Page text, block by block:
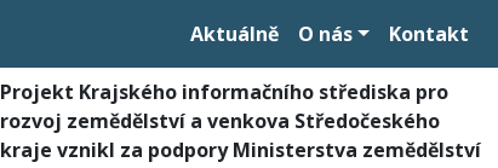
Aktuálně O nás Kontakt
Projekt Krajského informačního střediska pro
rozvoj zemědělství a venkova Středočeského
kraje vznikl za podpory Ministerstva zemědělství